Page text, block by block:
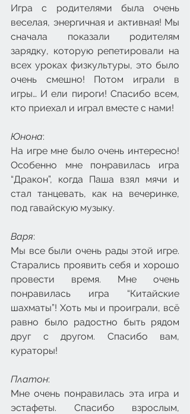
Игра с родителями была очень
веселая, энергичная и активная! Мы
сначала показали родителям
зарядку, которую репетировали на
всех уроках физкультуры, это было
очень смешно! Потом играли в
игры… И ели пироги! Спасибо всем,
кто приехал и играл вместе с нами!
Юнона:
На игре мне было очень интересно!
Особенно мне понравилась игра
“Дракон”, когда Паша взял мячи и
стал танцевать, как на вечеринке,
под гавайскую музыку.
Варя:
Мы все были очень рады этой игре.
Старались проявить себя и хорошо
провести время. Мне очень
понравилась игра “Китайские
шахматы”! Хоть мы и проиграли, всё
равно было радостно быть рядом
друг с другом. Спасибо вам,
кураторы!
Платон:
Мне очень понравилась эта игра и
эстафеты. Спасибо взрослым,